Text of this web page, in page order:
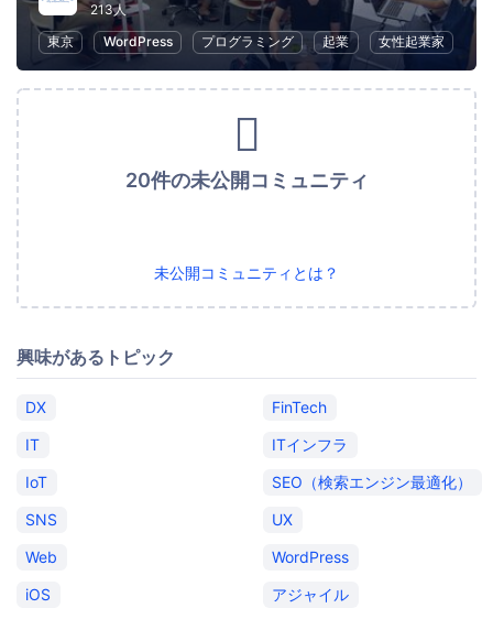
213人
東京
WordPress プログラミング 起業 女性起業家
20件の未公開コミュニティ
未公開コミュニティとは？
興味があるトピック
DX
FinTech
IT
ITインフラ
IoT
SEO（検索エンジン最適化）
SNS
UX
Web
WordPress
iOS
アジャイル